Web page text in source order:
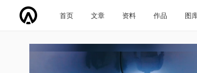
首页 文章 资料 作品 图